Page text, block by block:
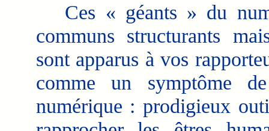
Ces « géants » du
communs structurants
sont apparus à vos
comme un symptôme
numérique : prodigieux